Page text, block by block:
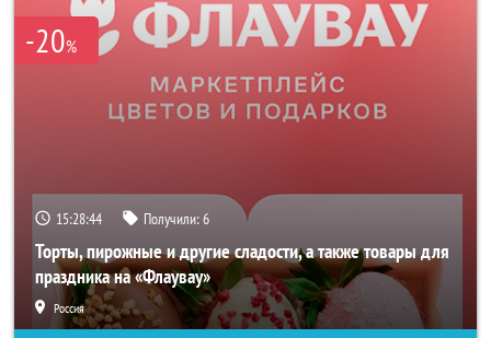
-20%
15:28:42 Получили:6
Торты, пирожные и другие сладости, а также товары для
праздника на «Флаувау»
Россия